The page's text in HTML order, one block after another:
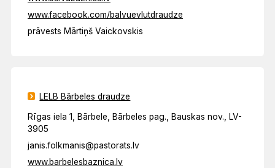
www.facebook.com/balvuevlutdraudze
prāvests Mārtiņš Vaickovskis
LELB Bārbeles draudze
Rīgas iela 1, Bārbele, Bārbeles pag., Bauskas nov., LV-
3905
janis.folkmanis@pastorats.lv
www.barbelesbaznica.lv